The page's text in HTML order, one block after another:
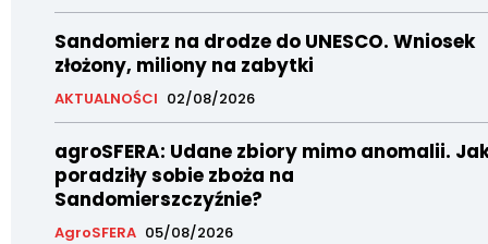
Sandomierz na drodze do UNESCO. Wniosek
złożony, miliony na zabytki
AKTUALNOŚCI 02/08/2026
agroSFERA: Udane zbiory mimo anomalii.
poradziły sobie zboża na
Sandomierszczyźnie?
AgroSFERA 05/08/2026